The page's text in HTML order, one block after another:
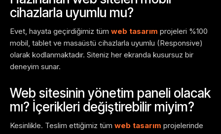
cihazlarla uyumlu mu?
Evet, hayata geçirdiğimiz tüm web tasarım projeleri %100
mobil, tablet ve masaüstü cihazlarla uyumlu (Responsive)
olarak kodlanmaktadır. Siteniz her ekranda kusursuz bir
deneyim sunar.
Web sitesinin yönetim paneli olacak
mı? İçerikleri değiştirebilir miyim?
Kesinlikle. Teslim ettiğimiz tüm web tasarım projelerinde